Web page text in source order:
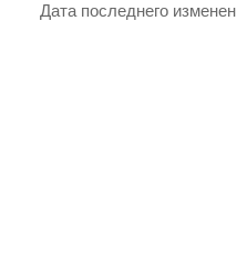
Дата последнего